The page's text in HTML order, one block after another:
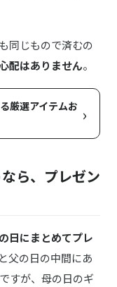
同じもので済むの
配はありません。
厳選アイテムお ›
ら、プレゼン
日にまとめてプレ
父の日の中間にあ
すが、母の日のギ